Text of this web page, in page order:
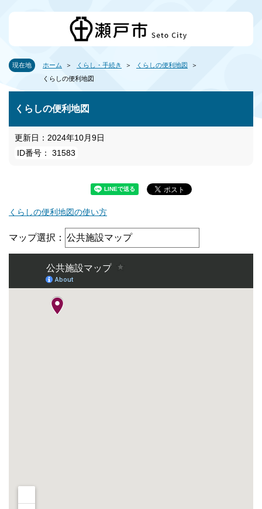
現在地 ホーム くらし・手続き
くらしの便利地図
くらしの便利地図
くらしの便利地図
更新日：2024年10月9日
ID番号： 31583
くらしの便利地図の使い方
マップ選択：